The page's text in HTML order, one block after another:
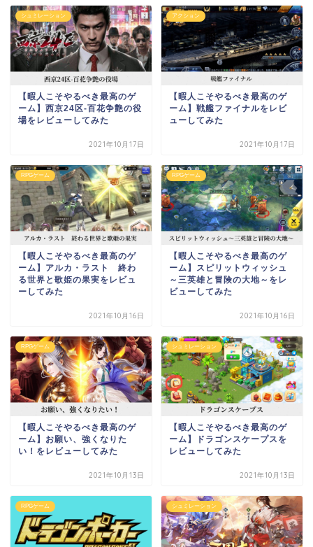
シュミレーション
【暇人こそやるべき最高のゲ
ーム】西京24区-百花争艶の役
場をレビューしてみた
2021年10月17日
アクション
【暇人こそやるべき最高のゲ
ーム】戦艦ファイナルをレビ
ューしてみた
2021年10月17日
RPGゲーム
【暇人こそやるべき最高のゲ
ーム】アルカ・ラスト 終わ
る世界と歌姫の果実をレビュ
ーしてみた
2021年10月16日
RPGゲーム
【暇人こそやるべき最高のゲ
ーム】スピリットウィッシュ
～三英雄と冒険の大地～をレ
ビューしてみた
2021年10月16日
RPGゲーム
【暇人こそやるべき最高のゲ
ーム】お願い、強くなりた
い！をレビューしてみた
2021年10月13日
シュミレーション
【暇人こそやるべき最高のゲ
ーム】ドラゴンスケープスを
レビューしてみた
2021年10月13日
RPGゲーム シュミレーション